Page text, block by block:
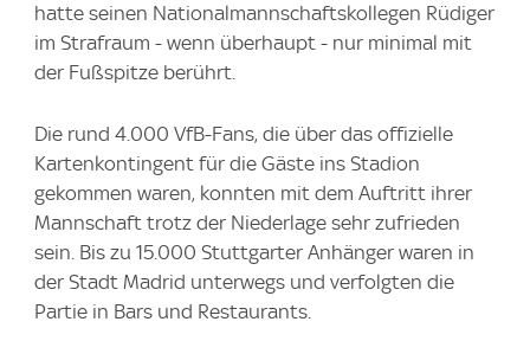
hatte seinen Nationalmannschaftskollegen Rüdiger
im Strafraum - wenn überhaupt - nur minimal mit
der Fußspitze berührt.
Die rund 4.000 VfB-Fans, die über das offizielle
Kartenkontingent für die Gäste ins Stadion
gekommen waren, konnten mit dem Auftritt ihrer
Mannschaft trotz der Niederlage sehr zufrieden
sein. Bis zu 15.000 Stuttgarter Anhänger waren in
der Stadt Madrid unterwegs und verfolgten die
Partie in Bars und Restaurants.